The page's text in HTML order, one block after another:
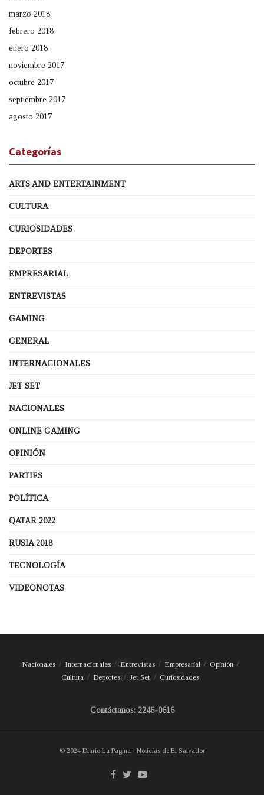
marzo 2018
febrero 2018
enero 2018
noviembre 2017
octubre 2017
septiembre 2017
agosto 2017
Categorías
ARTS AND ENTERTAINMENT
CULTURA
CURIOSIDADES
DEPORTES
EMPRESARIAL
ENTREVISTAS
GAMING
GENERAL
INTERNACIONALES
JET SET
NACIONALES
ONLINE GAMING
OPINIÓN
PARTIES
POLÍTICA
QATAR 2022
RUSIA 2018
TECNOLOGÍA
VIDEONOTAS
Nacionales Internacionales Entrevistas Empresarial
Opinión
Cultura
Deportes Jet Set Curiosidades
Contáctanos: 2246-0616
© 2024 Diario La Página - Noticias de El Salvador